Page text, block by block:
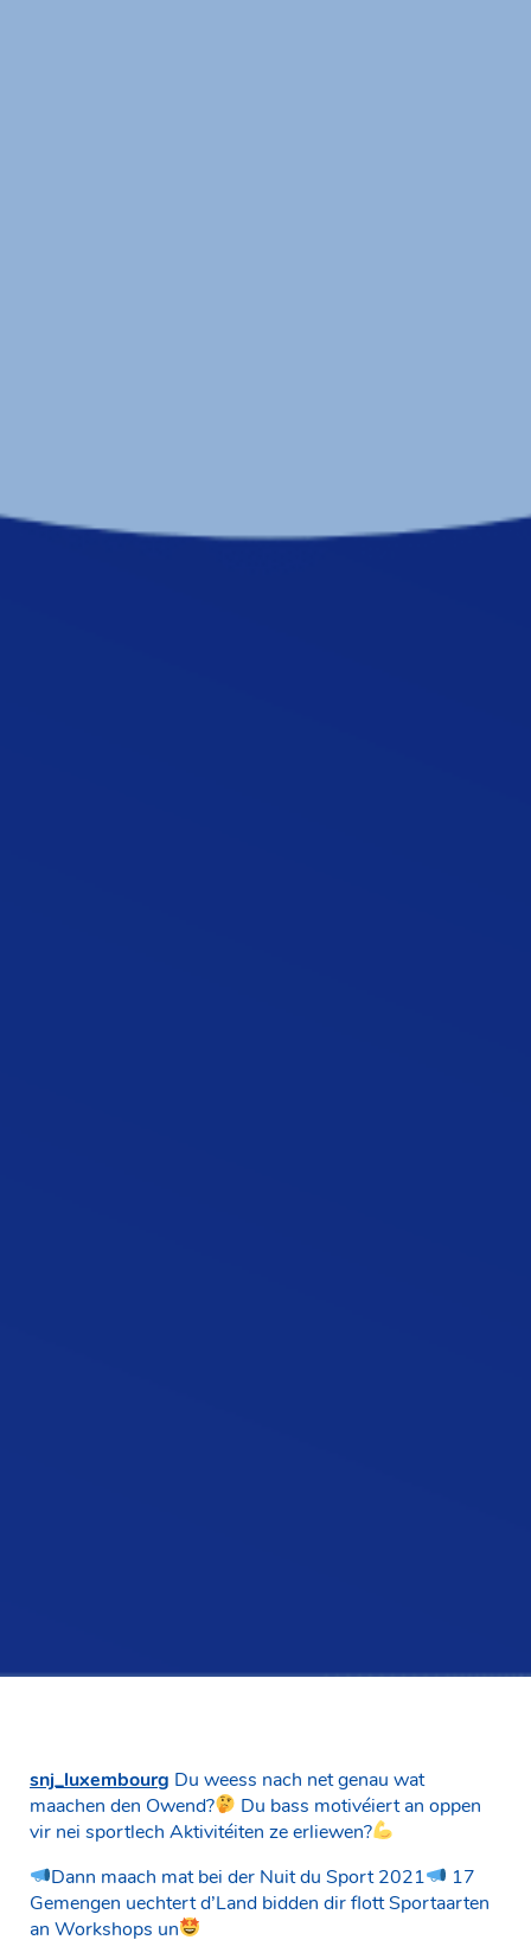
snj_luxembourg Du weess nach net genau wat
maachen den Owend?
Du bass motivéiert an oppen
vir nei sportlech Aktivitéiten ze erliewen?
Dann maach mat bei der Nuit du Sport 2021
17
Gemengen uechtert d’Land bidden dir flott Sportaarten
an Workshops un